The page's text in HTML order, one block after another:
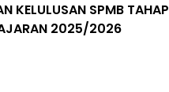
KELULUSAN SPMB TAHAP
2025/2026